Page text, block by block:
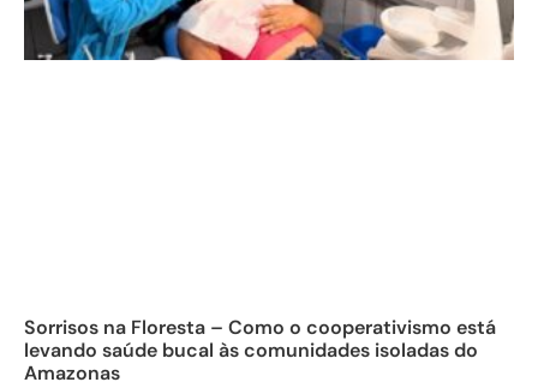
Sorrisos na Floresta – Como o cooperativismo está
levando saúde bucal às comunidades isoladas do
Amazonas